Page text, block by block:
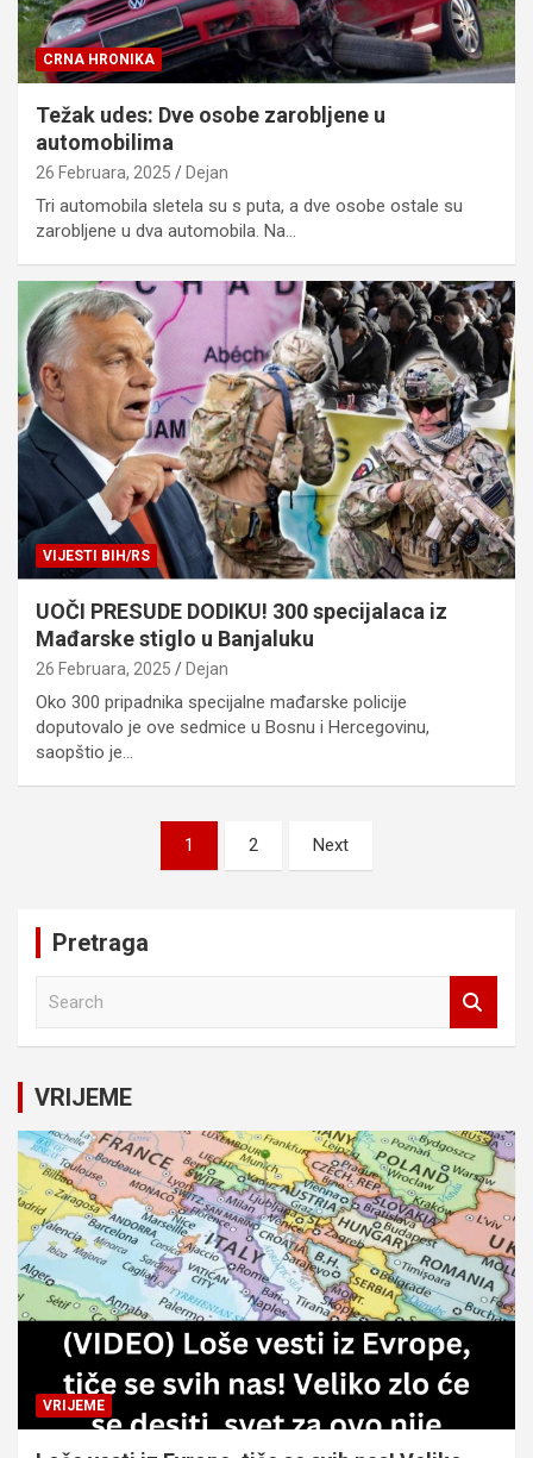
CRNA HRONIKA
Težak udes: Dve osobe zarobljene u
automobilima
26 Februara, 2025 Dejan
Tri automobila sletela su s puta, a dve osobe ostale su
zarobljene u dva automobila. Na…
VIJESTI BIH/RS
UOČI PRESUDE DODIKU! 300 specijalaca iz
Mađarske stiglo u Banjaluku
26 Februara, 2025 Dejan
Oko 300 pripadnika specijalne mađarske policije
doputovalo je ove sedmice u Bosnu i Hercegovinu,
saopštio je…
1 2 Next
Pretraga
c
h
VRIJEME
VRIJEME